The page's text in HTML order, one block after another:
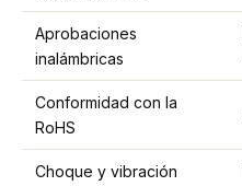
Aprobaciones
inalámbricas
Conformidad con la
RoHS
Choque y vibración